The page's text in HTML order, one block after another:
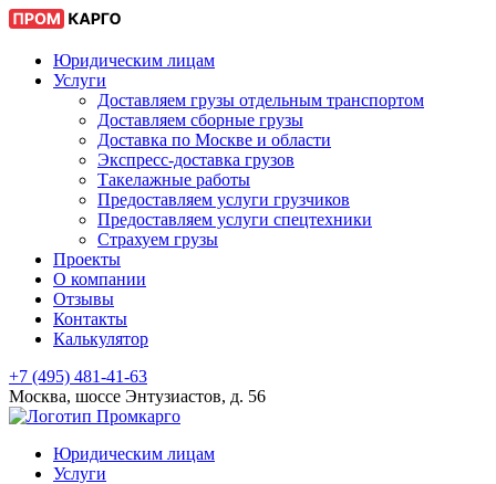
Юридическим лицам
Услуги
Доставляем грузы отдельным транспортом
Доставляем сборные грузы
Доставка по Москве и области
Экспресс-доставка грузов
Такелажные работы
Предоставляем услуги грузчиков
Предоставляем услуги спецтехники
Страхуем грузы
Проекты
О компании
Отзывы
Контакты
Калькулятор
+7 (495) 481-41-63
Москва, шоссе Энтузиастов, д. 56
Юридическим лицам
Услуги